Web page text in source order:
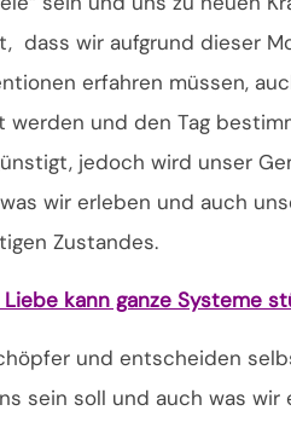
dass wir aufgrund dieser
erfahren müssen,
werden und den Tag
jedoch wird unser
wir erleben und auch
Zustandes.
kann ganze Systeme
und entscheiden
sein soll und auch was